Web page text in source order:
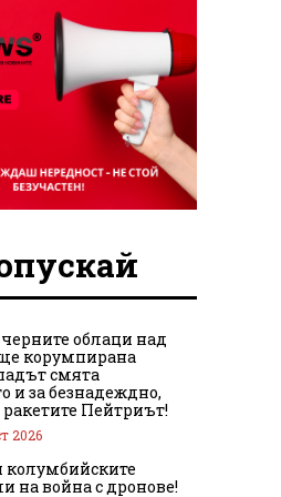
облаци над
корумпирана
смята
и за безнадеждно,
Пейтриът!
2026
колумбийските
на война с дронове!